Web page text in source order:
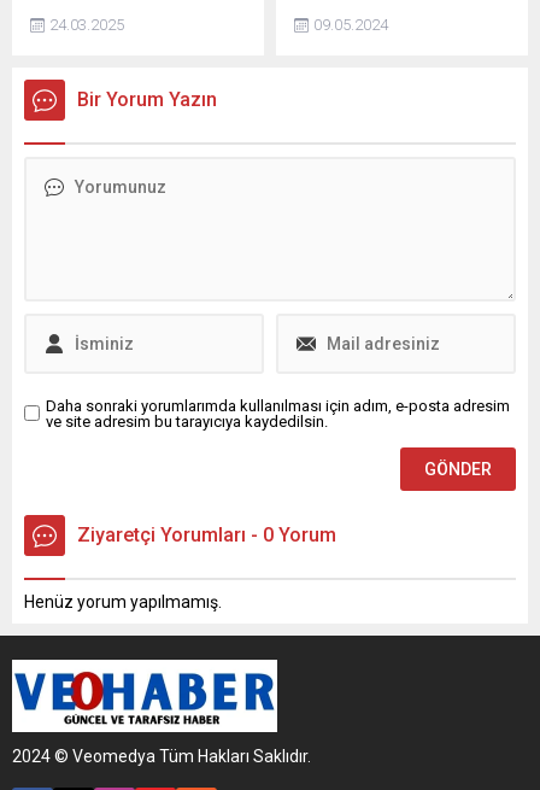
belirterek, 3.360 seviyesinin
piyasasındaki yönü
belirleyeceğini vurguladı.
24.03.2025
planladığını açıkladı.
09.05.2024
Bir Yorum Yazın
Daha sonraki yorumlarımda kullanılması için adım, e-posta adresim
ve site adresim bu tarayıcıya kaydedilsin.
Ziyaretçi Yorumları - 0 Yorum
Henüz yorum yapılmamış.
2024 © Veomedya Tüm Hakları Saklıdır.